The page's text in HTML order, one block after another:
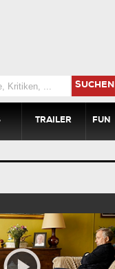
SUCHEN
TRAILER FUN